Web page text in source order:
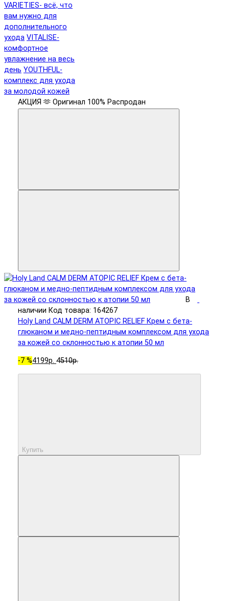
VARIETIES- всё, что
вам нужно для
дополнительного
ухода VITALISE-
комфортное
увлажнение на весь
день YOUTHFUL-
комплекс для ухода
за молодой кожей
АКЦИЯ 🫶 Оригинал 100% Распродан
В
наличии Код товара: 164267
Holy Land CALM DERM ATOPIC RELIEF Крем с бета-
глюканом и медно-пептидным комплексом для ухода
за кожей со склонностью к атопии 50 мл
-7 %4199р. 4510р.
Купить